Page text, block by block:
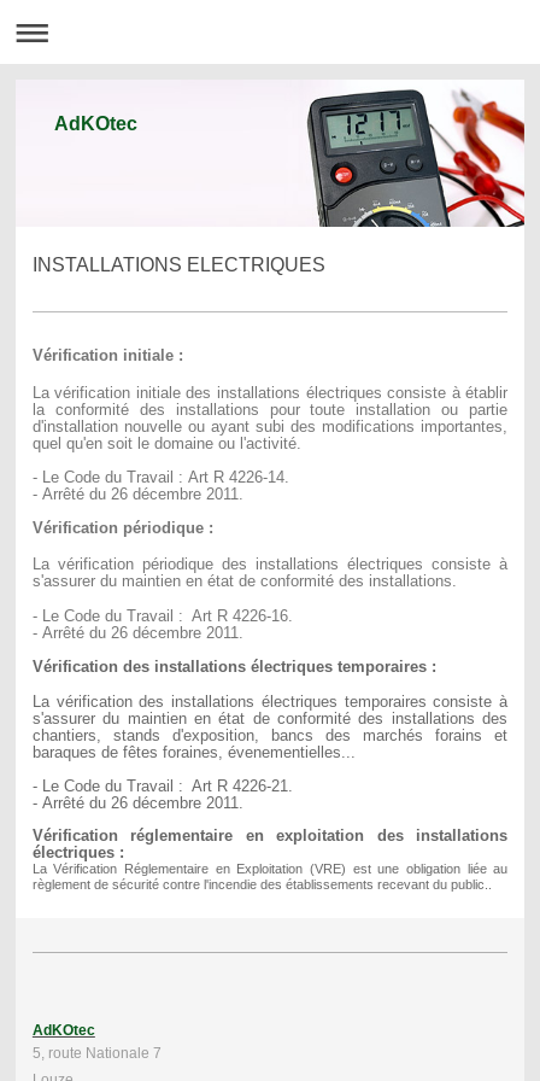
AdKOtec
INSTALLATIONS ELECTRIQUES
Vérification initiale :
La vérification initiale des installations électriques consiste à établir
la conformité des installations pour toute installation ou partie
d'installation nouvelle ou ayant subi des modifications importantes,
quel qu'en soit le domaine ou l'activité.
- Le Code du Travail : Art R 4226-14.
- Arrêté du 26 décembre 2011.
Vérification périodique :
La vérification périodique des installations électriques consiste à
s'assurer du maintien en état de conformité des installations.
- Le Code du Travail : Art R 4226-16.
- Arrêtédu 26 décembre 2011.
Vérification des installations électriques temporaires :
La vérification des installations électriques temporaires consiste à
s'assurer du maintien en état de conformité des installations des
chantiers, stands d'exposition, bancs des marchés forains et
baraques de fêtes foraines, évenementielles...
- Le Code du Travail : Art R 4226-21.
- Arrêté du 26 décembre 2011.
Vérification réglementaire en exploitation des installations
électriques :
La Vérification Réglementaire en Exploitation (VRE) est une obligation liée au
règlement de sécurité contre l'incendie des établissements recevant du public..
AdKOtec
5, route Nationale 7